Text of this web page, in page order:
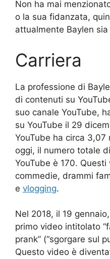
Non ha mai
o la sua fidanzata,
attualmente Baylen sia
Carriera
La professione di
di contenuti su
suo canale YouTube,
su YouTube il 29
YouTube ha circa
oggi, il numero totale
YouTube è 170.
commedie, drammi
e vlogging.
Nel 2018, il 19
primo video intitolato
prank” (“sgorgare sul
Questo video è